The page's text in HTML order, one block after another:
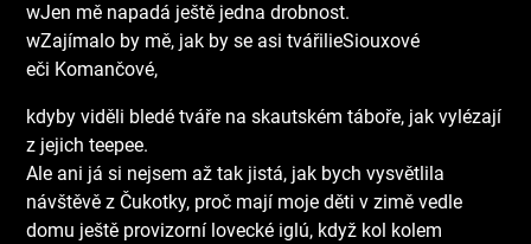
wJen mě napadá ještě jedna drobnost.
wZajímalo by mě, jak by se asi tvářilieSiouxové
eči Komančové,
kdyby viděli bledé tváře na skautském táboře, jak vylézají
z jejich teepee.
Ale ani já si nejsem až tak jistá, jak bych vysvětlila
návštěvě z Čukotky, proč mají moje děti v zimě vedle
domu ještě provizorní lovecké iglú, když kol kolem